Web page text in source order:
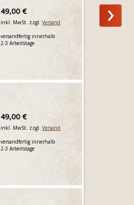
49,00 €
inkl. MwSt. zzgl.Versand
versandfertig innerhalb
2-3 Arbeitstage
49,00 €
inkl. MwSt. zzgl.Versand
versandfertig innerhalb
2-3 Arbeitstage